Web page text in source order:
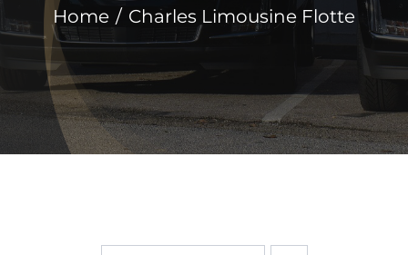
Réservation
Home Charles Limousine Flotte